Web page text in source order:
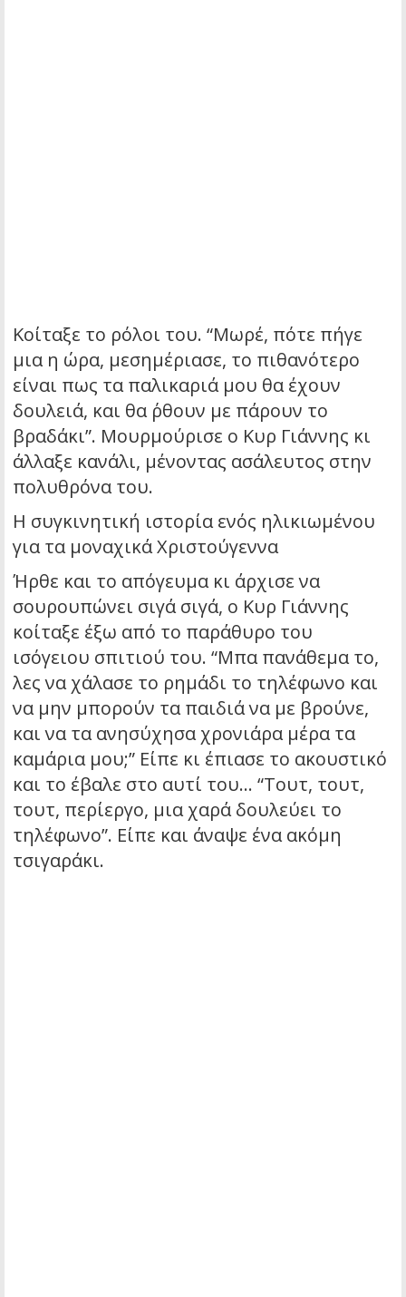
Κοίταξε το ρόλοι του. “Μωρέ, πότε πήγε
μια η ώρα, μεσημέριασε, το πιθανότερο
είναι πως τα παλικαριά μου θα έχουν
δουλειά, και θα ΄ρθουν με πάρουν το
βραδάκι”. Μουρμούρισε ο Κυρ Γιάννης κι
άλλαξε κανάλι, μένοντας ασάλευτος στην
πολυθρόνα του.
Η συγκινητική ιστορία ενός ηλικιωμένου
για τα μοναχικά Χριστούγεννα
Ήρθε και το απόγευμα κι άρχισε να
σουρουπώνει σιγά σιγά, ο Κυρ Γιάννης
κοίταξε έξω από το παράθυρο του
ισόγειου σπιτιού του. “Μπα πανάθεμα το,
λες να χάλασε το ρημάδι το τηλέφωνο και
να μην μπορούν τα παιδιά να με βρούνε,
και να τα ανησύχησα χρονιάρα μέρα τα
καμάρια μου;” Είπε κι έπιασε το ακουστικό
και το έβαλε στο αυτί του… “Τουτ, τουτ,
τουτ, περίεργο, μια χαρά δουλεύει το
τηλέφωνο”. Είπε και άναψε ένα ακόμη
τσιγαράκι.